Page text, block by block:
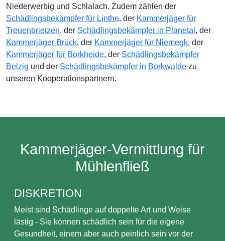
Niederwerbig und Schlalach. Zudem zählen der
Schädlingsbekämpfer für Linthe, der Kammerjäger für
Treuenbrietzen, der Schädlingsbekämpfer in Planetal , der
Kammerjäger Brück, der Kammerjäger für Niemegk, der
Kammerjäger für Borkheide, der Schädlingsbekämpfer
Belzig und der Schädlingsbekämpfer in Borkwalde zu
unseren Kooperationspartnern.
Kammerjäger-Vermittlung für
Mühlenfließ
DISKRETION
Meist sind Schädlinge auf doppelte Art und Weise
lästig - Sie können schädlich sein für die eigene
Gesundheit, einem aber auch peinlich sein vor der